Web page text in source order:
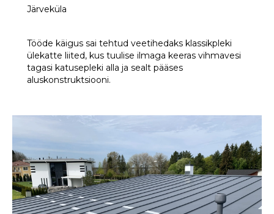
Järveküla
Tööde käigus sai tehtud veetihedaks klassikpleki
ülekatte liited, kus tuulise ilmaga keeras vihmavesi
tagasi katusepleki alla ja sealt pääses
aluskonstruktsiooni.